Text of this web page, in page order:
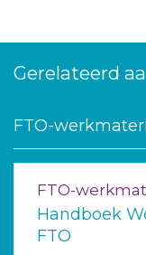
Gerelateerd
FTO-
FTO-
Handboek
FTO